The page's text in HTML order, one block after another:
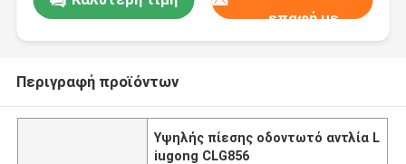
επαφή με
Περιγραφή προϊόντων
Υψηλής πίεσης οδοντωτό αντλία L
iugong CLG856